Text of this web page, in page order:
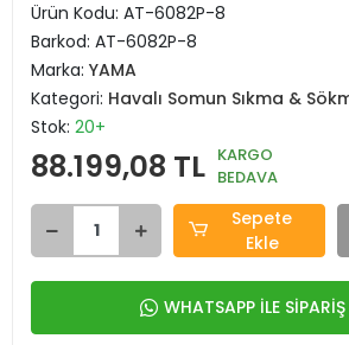
Ürün Kodu: AT-6082P-8
Barkod: AT-6082P-8
Marka: YAMA
Kategori: Havalı Somun Sıkma &
Stok: 20+
88.199,08 TL KARGO
BEDAVA
Sepete
Ekle
WHATSAPP İLE SİPARİŞ